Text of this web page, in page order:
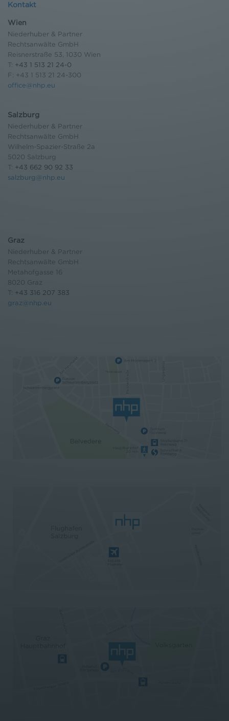
Kontakt
Wien
Niederhuber & Partner
Rechtsanwälte GmbH
Reisnerstraße 53, 1030 Wien
T: +43 1 513 21 24-0
F: +43 1 513 21 24-300
office@nhp.eu
Salzburg
Niederhuber & Partner
Rechtsanwälte GmbH
Wilhelm-Spazier-Straße 2a
5020 Salzburg
T: +43 662 90 92 33
salzburg@nhp.eu
Graz
Niederhuber & Partner
Rechtsanwälte GmbH
Metahofgasse 16
8020 Graz
T: +43 316 207 383
graz@nhp.eu